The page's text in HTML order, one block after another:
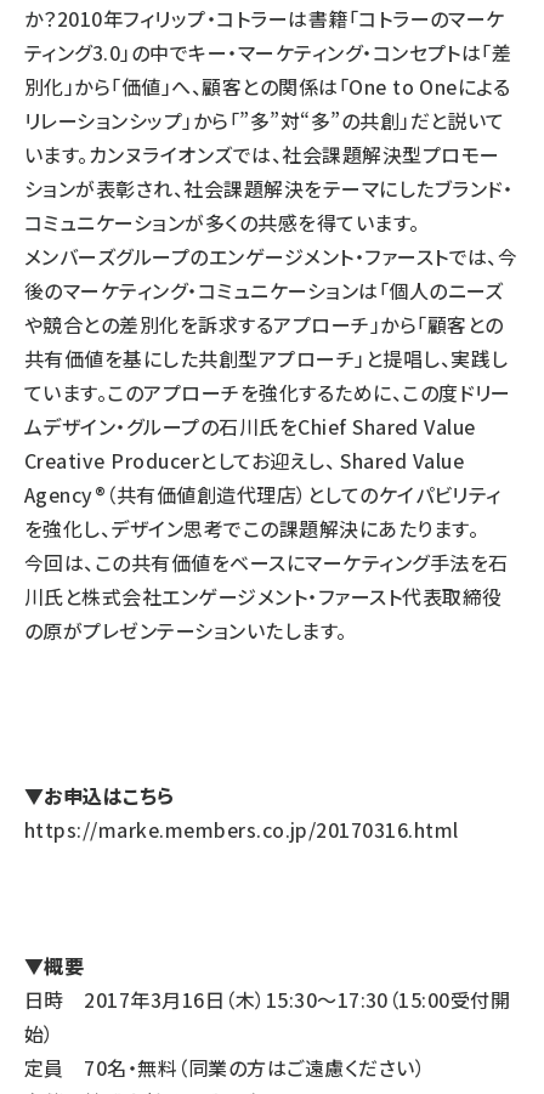
か？2010年フィリップ・コトラーは書籍「コトラーのマーケ
ティング3.0」の中でキー・マーケティング・コンセプトは「差
別化」から「価値」へ、顧客との関係は「One to Oneによる
リレーションシップ」から「”多”対“多”の共創」だと説いて
います。カンヌライオンズでは、社会課題解決型プロモー
ションが表彰され、社会課題解決をテーマにしたブランド・
コミュニケーションが多くの共感を得ています。
メンバーズグループのエンゲージメント・ファーストでは、今
後のマーケティング・コミュニケーションは「個人のニーズ
や競合との差別化を訴求するアプローチ」から「顧客との
共有価値を基にした共創型アプローチ」と提唱し、実践し
ています。このアプローチを強化するために、この度ドリー
ムデザイン・グループの石川氏をChief Shared Value
Creative Producerとしてお迎えし、 Shared Value
Agency®（共有価値創造代理店）としてのケイパビリティ
を強化し、デザイン思考でこの課題解決にあたります。
今回は、この共有価値をベースにマーケティング手法を石
川氏と株式会社エンゲージメント・ファースト代表取締役
の原がプレゼンテーションいたします。
▼お申込はこちら
https://marke.members.co.jp/20170316.html
▼概要
日時 2017年3月16日（木）15:30～17:30（15:00受付開
始）
定員 70名・無料（同業の方はご遠慮ください）